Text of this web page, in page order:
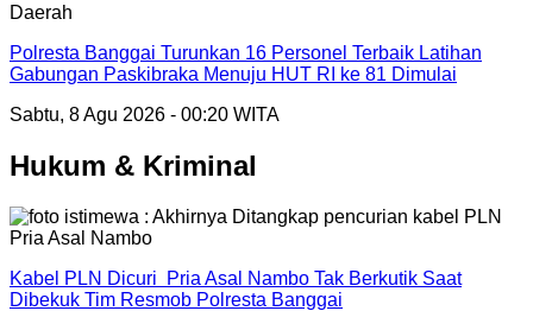
Daerah
Polresta Banggai Turunkan 16 Personel Terbaik Latihan
Gabungan Paskibraka Menuju HUT RI ke 81 Dimulai
Sabtu, 8 Agu 2026 - 00:20 WITA
Hukum & Kriminal
Kabel PLN Dicuri Pria Asal Nambo Tak Berkutik Saat
Dibekuk Tim Resmob Polresta Banggai